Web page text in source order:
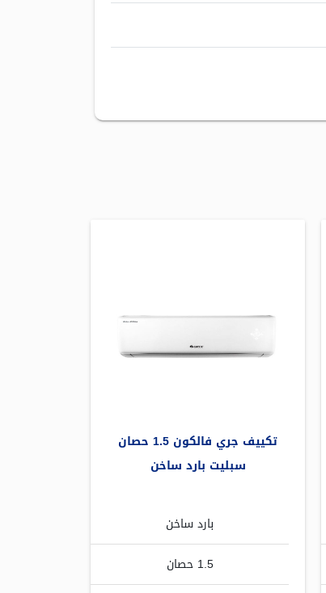
تكييف جري فالكون 1.5 حصان
سبليت بارد ساخن
بارد ساخن
1.5 حصان